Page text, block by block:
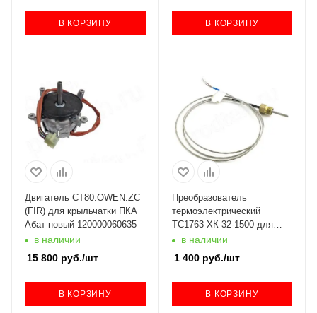
В КОРЗИНУ В КОРЗИНУ
Двигатель CT80.OWEN.ZC
(FIR) для крыльчатки ПКА
Абат новый 120000060635
в наличии
15 800 руб./шт
В КОРЗИНУ
Преобразователь
термоэлектрический
ТС1763 ХК-32-1500 для
ПКА и МПК (в ванну) Абат
в наличии
1 400руб./шт
В КОРЗИНУ